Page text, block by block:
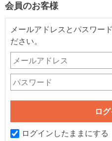
会員のお客様
メールアドレスとパスワー
ださい。
ログインしたままにする